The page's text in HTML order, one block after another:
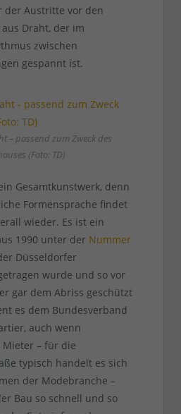
der Austritte vor den
Draht, der im
zwischen
gespannt ist.
– passend zum Zweck des
(Foto: TD)
Gesamtkunstwerk, denn
Formensprache findet
wieder. Es ist ein
1990 unter der Nummer
Düsseldorfer
wurde und so vor
gar dem Abriss geschützt
es dem Bundesverband
auch wenn
– für die
typisch handelt es sich
der Modebranche –
Bau so schnell und so